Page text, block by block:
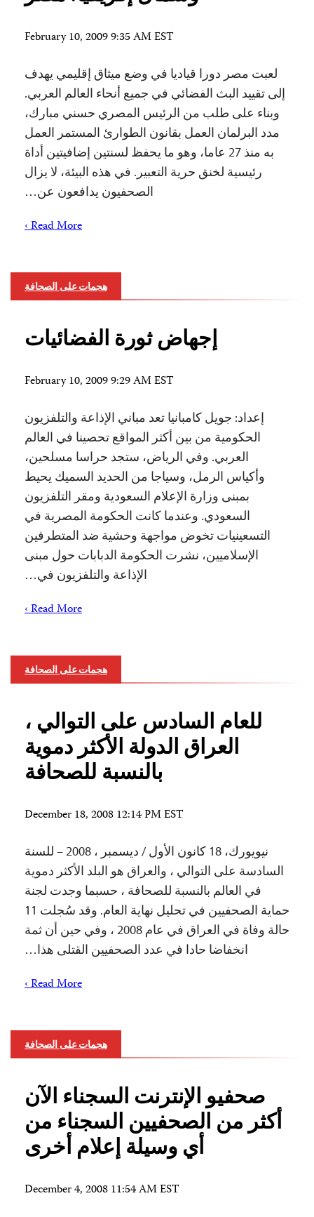
February 10, 2009 9:35 AM EST
لعبت مصر دورا قياديا في وضع ميثاق إقليمي يهدف
إلى تقييد البث الفضائي في جميع أنحاء العالم العربي.
وبناء على طلب من الرئيس المصري حسني مبارك،
مدد البرلمان العمل بقانون الطوارئ المستمر العمل
به منذ 27 عاما، وهو ما يحفظ لسنتين إضافيتين أداة
رئيسية لخنق حرية التعبير. في هذه البيئة، لا يزال
الصحفيون يدافعون عن…
Read More ›
هجمات على الصحافة
إجهاض ثورة الفضائيات
February 10, 2009 9:29 AM EST
إعداد: جويل كامبانيا تعد مباني الإذاعة والتلفزيون
الحكومية من بين أكثر المواقع تحصينا في العالم
العربي. وفي الرياض، ستجد حراسا مسلحين،
وأكياس الرمل، وسياجا من الحديد السميك يحيط
بمبنى وزارة الإعلام السعودية ومقر التلفزيون
السعودي. وعندما كانت الحكومة المصرية في
التسعينيات تخوض مواجهة وحشية ضد المتطرفين
الإسلاميين، نشرت الحكومة الدبابات حول مبنى
الإذاعة والتلفزيون في…
Read More ›
هجمات على الصحافة
للعام السادس على التوالي ،
العراق الدولة الأكثر دموية
بالنسبة للصحافة
December 18, 2008 12:14 PM EST
نيويورك، 18 كانون الأول / ديسمبر ، 2008 – للسنة
السادسة على التوالي ، والعراق هو البلد الأكثر دموية
في العالم بالنسبة للصحافة ، حسبما وجدت لجنة
حماية الصحفيين في تحليل نهاية العام. وقد سُجلت 11
حالة وفاة في العراق في عام 2008 ، وفي حين أن ثمة
انخفاضا حادا في عدد الصحفيين القتلى هذا…
Read More ›
هجمات على الصحافة
صحفيو الإنترنت السجناء الآن
أكثر من الصحفيين السجناء من
أي وسيلة إعلام أخرى
December 4, 2008 11:54 AM EST